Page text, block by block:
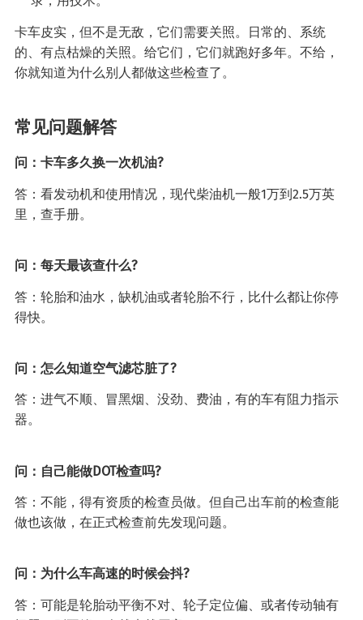
卡车皮实，但不是无敌，它们需要关照。日常的、系统
的、有点枯燥的关照。给它们，它们就跑好多年。不给，
你就知道为什么别人都做这些检查了。
常见问题解答
问：卡车多久换一次机油?
答：看发动机和使用情况，现代柴油机一般1万到2.5万英
里，查手册。
问：每天最该查什么?
答：轮胎和油水，缺机油或者轮胎不行，比什么都让你停
得快。
问：怎么知道空气滤芯脏了?
答：进气不顺、冒黑烟、没劲、费油，有的车有阻力指示
器。
问：自己能做DOT检查吗?
答：不能，得有资质的检查员做。但自己出车前的检查能
做也该做，在正式检查前先发现问题。
问：为什么车高速的时候会抖?
答：可能是轮胎动平衡不对、轮子定位偏、或者传动轴有